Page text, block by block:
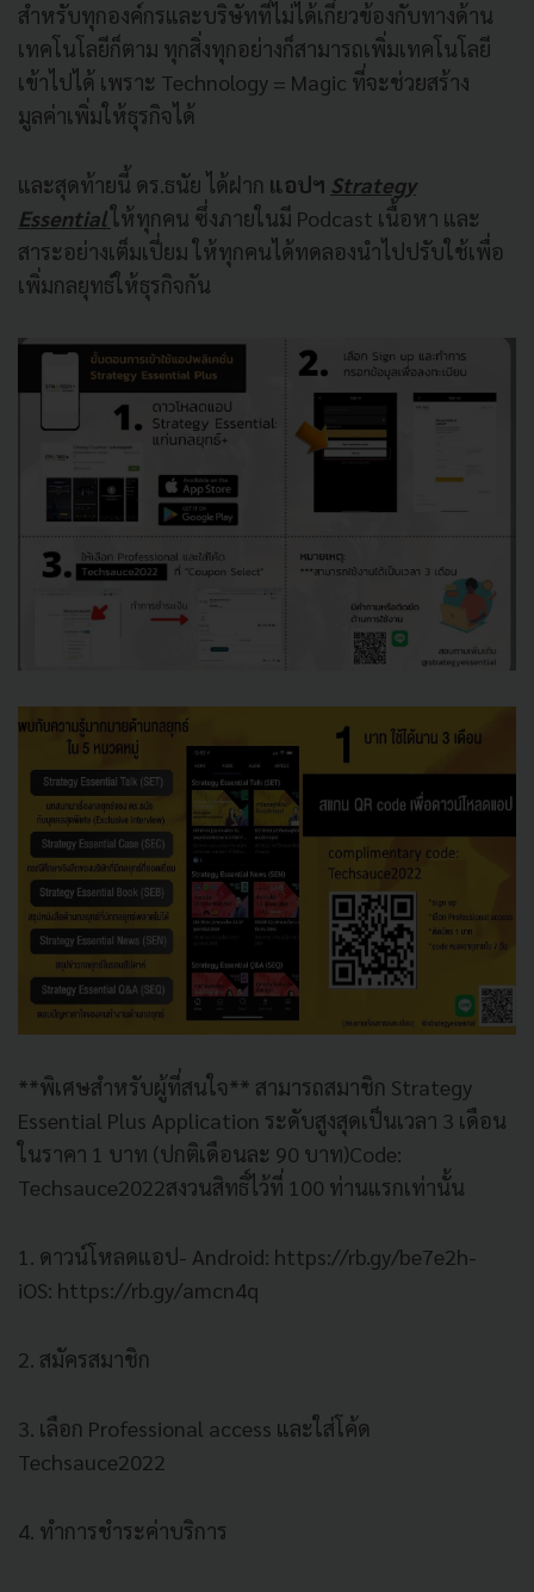
สำหรับทุกองค์กรและบริษัทที่ไม่ได้เกี่ยวข้องกับทางด้าน
เทคโนโลยีก็ตาม ทุกสิ่งทุกอย่างก็สามารถเพิ่มเทคโนโลยี
เข้าไปได้ เพราะ Technology = Magic ที่จะช่วยสร้าง
มูลค่าเพิ่มให้ธุรกิจได้
และสุดท้ายนี้ ดร.ธนัย ได้ฝาก แอปฯ Strategy
Essentialให้ทุกคน ซึ่งภายในมี Podcast เนื้อหา และ
สาระอย่างเต็มเปี่ยม ให้ทุกคนได้ทดลองนำไปปรับใช้เพื่อ
เพิ่มกลยุทธ์ให้ธุรกิจกัน
**พิเศษสำหรับผู้ที่สนใจ** สามารถสมาชิก Strategy
Essential Plus Application ระดับสูงสุดเป็นเวลา 3 เดือน
ในราคา 1 บาท (ปกติเดือนละ 90 บาท)Code:
Techsauce2022สงวนสิทธิ์ไว้ที่ 100 ท่านแรกเท่านั้น
1. ดาวน์โหลดแอป- Android: https://rb.gy/be7e2h-
iOS: https://rb.gy/amcn4q
2. สมัครสมาชิก
3. เลือก Professional access และใส่โค้ด
Techsauce2022
4. ทำการชำระค่าบริการ